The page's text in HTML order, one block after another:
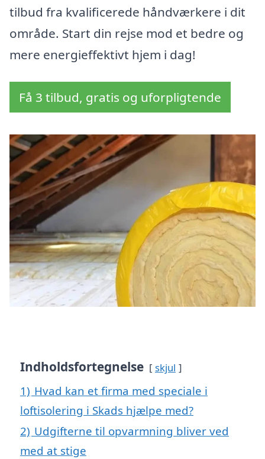
tilbud fra kvalificerede håndværkere i dit
område. Start din rejse mod et bedre og
mere energieffektivt hjem i dag!
Få 3 tilbud, gratis og uforpligtende
Indholdsfortegnelse skjul
1) Hvad kan et firma med speciale i
loftisolering i Skads hjælpe med?
2) Udgifterne til opvarmning bliver ved
med at stige